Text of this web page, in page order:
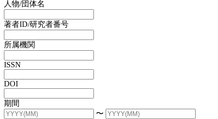
人物/団体名
著者ID/研究者番号
所属機関
ISSN
DOI
期間
〜